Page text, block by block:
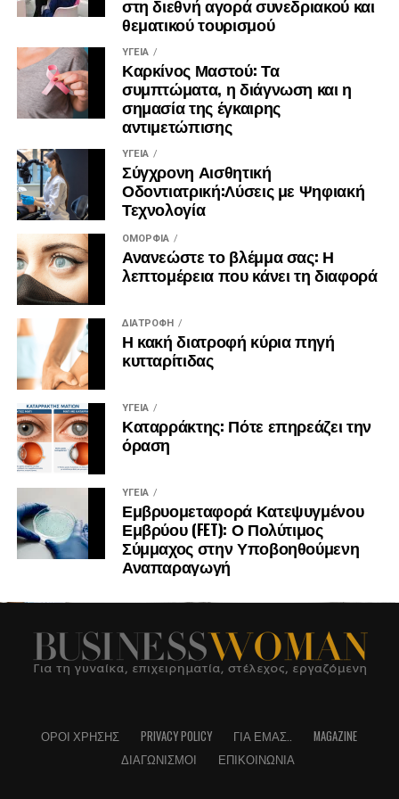
δρόμου προς την κορυφή αλλά η έλλειψη σχεδίου για τα
μετέπειτα βήματα. Δίνοντας μια τελευταία συμβουλή στην
φανταστική Μαρία μας θα της θυμίζαμε ότι μετανιώνουμε
για ότι δεν κάναμε παρά για ότι έχουμε κάνει.
Πηγή του:Γιώργου Σαπροβαλάκη
στη διεθνή αγορά συνεδριακού και
θεματικού τουρισμού
ΥΓΕΊΑ
Καρκίνος Μαστού: Τα
συμπτώματα, η διάγνωση και η
σημασία της έγκαιρης
αντιμετώπισης
ΥΓΕΊΑ
Σύγχρονη Αισθητική
Οδοντιατρική:Λύσεις με Ψηφιακή
Τεχνολογία
ΟΜΟΡΦΙΆ
Ανανεώστε το βλέμμα σας: Η
λεπτομέρεια που κάνει τη διαφορά
ΔΙΑΤΡΟΦΉ
Η κακή διατροφή κύρια πηγή
κυτταρίτιδας
ΥΓΕΊΑ
Καταρράκτης: Πότε επηρεάζει την
όραση
ΥΓΕΊΑ
Εμβρυομεταφορά Κατεψυγμένου
Εμβρύου (FET): Ο Πολύτιμος
Σύμμαχος στην Υποβοηθούμενη
Αναπαραγωγή
ΌΡΟΙ ΧΡΉΣΗΣ PRIVACY POLICY ΓΙΑ ΕΜΆΣ..
MAGAZINE
ΔΙΑΓΩΝΙΣΜΟΊ
ΕΠΙΚΟΙΝΩΝΊΑ